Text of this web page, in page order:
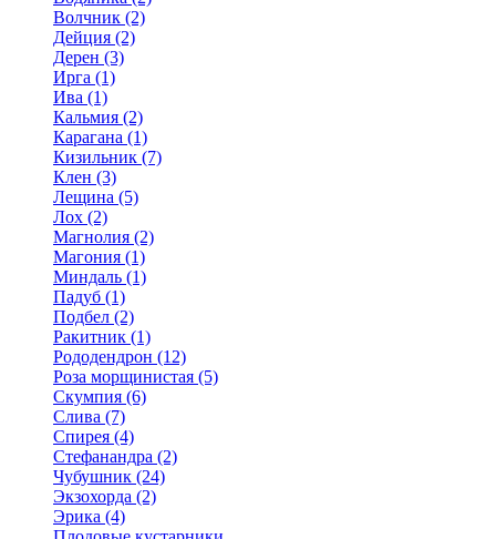
Волчник (2)
Дейция (2)
Дерен (3)
Ирга (1)
Ива (1)
Кальмия (2)
Карагана (1)
Кизильник (7)
Клен (3)
Лещина (5)
Лох (2)
Магнолия (2)
Магония (1)
Миндаль (1)
Падуб (1)
Подбел (2)
Ракитник (1)
Рододендрон (12)
Роза морщинистая (5)
Скумпия (6)
Слива (7)
Спирея (4)
Стефанандра (2)
Чубушник (24)
Экзохорда (2)
Эрика (4)